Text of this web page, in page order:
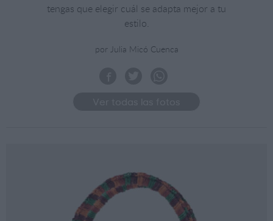
tengas que elegir cuál se adapta mejor a tu
estilo.
por Julia Micó Cuenca